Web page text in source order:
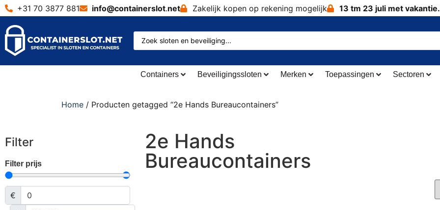
+31 70 3877 881 info@containerslot.net Zakelijk kopen op rekening mogelijk 13 tm 23 juli met
Containers Beveiligingssloten Merken Toepassingen Sectoren
Home / Producten getagged “2e Hands Bureaucontainers”
Filter
Filter prijs
€
2e Hands
Bureaucontainers